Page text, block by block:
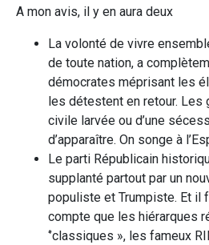
A mon avis, il y en aura deux
La volonté de vivre
de toute nation, a
démocrates méprisant les
les détestent en retour. Les
civile larvée ou d’une
d’apparaître. On songe à
Le parti Républicain
supplanté partout par un
populiste et Trumpiste. Et il
compte que les hiérarques
‘’classiques », les fameux